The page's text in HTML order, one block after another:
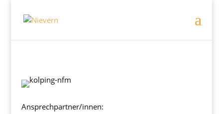
Ansprechpartner/innen: